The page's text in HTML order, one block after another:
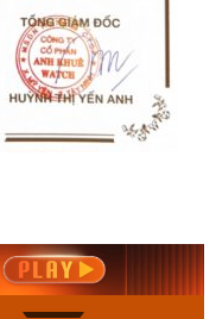
Mua ngay